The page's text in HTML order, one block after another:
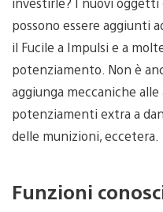
possono essere aggiunti
il Fucile a Impulsi e a
potenziamento. Non è
aggiunga meccaniche
potenziamenti extra a
delle munizioni, eccetera.
Funzioni